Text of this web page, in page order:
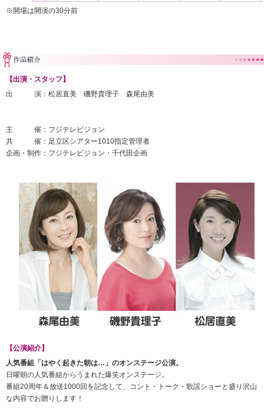
※開場は開演の30分前
【出演・スタッフ】
出 演：松居直美 磯野貴理子 森尾由美
主 催：フジテレビジョン
共 催：足立区シアター1010指定管理者
企画・制作：フジテレビジョン・千代田企画
【公演紹介】
人気番組「はやく起きた朝は…」のオンステージ公演。
日曜朝の人気番組からうまれた爆笑オンステージ。
番組20周年＆放送1000回を記念して、コント・トーク・歌謡ショーと盛り沢山
な内容でお贈りします！